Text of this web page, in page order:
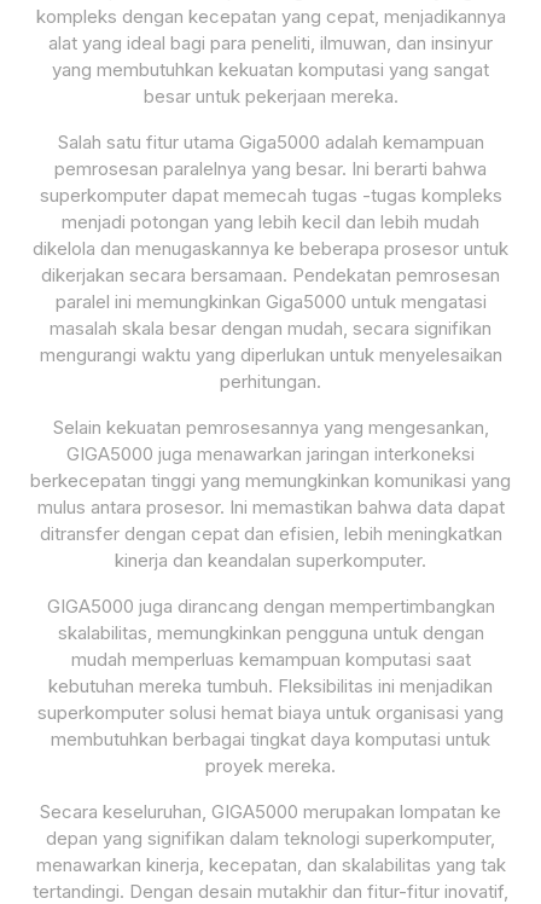
kompleks dengan kecepatan yang cepat, menjadikannya
alat yang ideal bagi para peneliti, ilmuwan, dan insinyur
yang membutuhkan kekuatan komputasi yang sangat
besar untuk pekerjaan mereka.
Salah satu fitur utama Giga5000 adalah kemampuan
pemrosesan paralelnya yang besar. Ini berarti bahwa
superkomputer dapat memecah tugas -tugas kompleks
menjadi potongan yang lebih kecil dan lebih mudah
dikelola dan menugaskannya ke beberapa prosesor untuk
dikerjakan secara bersamaan. Pendekatan pemrosesan
paralel ini memungkinkan Giga5000 untuk mengatasi
masalah skala besar dengan mudah, secara signifikan
mengurangi waktu yang diperlukan untuk menyelesaikan
perhitungan.
Selain kekuatan pemrosesannya yang mengesankan,
GIGA5000 juga menawarkan jaringan interkoneksi
berkecepatan tinggi yang memungkinkan komunikasi yang
mulus antara prosesor. Ini memastikan bahwa data dapat
ditransfer dengan cepat dan efisien, lebih meningkatkan
kinerja dan keandalan superkomputer.
GIGA5000 juga dirancang dengan mempertimbangkan
skalabilitas, memungkinkan pengguna untuk dengan
mudah memperluas kemampuan komputasi saat
kebutuhan mereka tumbuh. Fleksibilitas ini menjadikan
superkomputer solusi hemat biaya untuk organisasi yang
membutuhkan berbagai tingkat daya komputasi untuk
proyek mereka.
Secara keseluruhan, GIGA5000 merupakan lompatan ke
depan yang signifikan dalam teknologi superkomputer,
menawarkan kinerja, kecepatan, dan skalabilitas yang tak
tertandingi. Dengan desain mutakhir dan fitur-fitur inovatif,